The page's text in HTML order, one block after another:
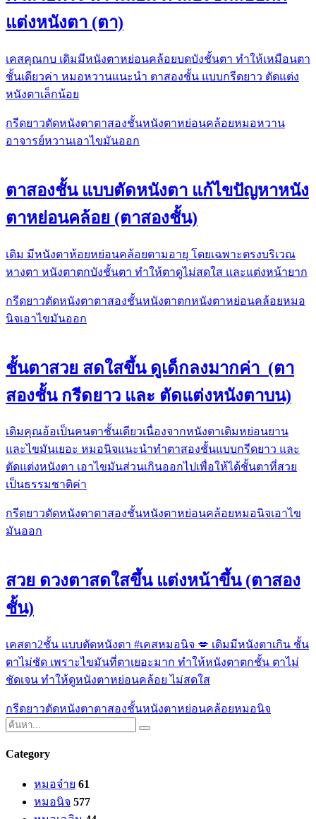
แต่งหนังตา (ตา)
เคสคุณกบ เดิมมีหนังตาหย่อนคล้อยบดบังชั้นตา ทำให้เหมือนตา
ชั้นเดียวค่า หมอหวานแนะนำ ตาสองชั้น แบบกรีดยาว ตัดแต่ง
หนังตาเล็กน้อย
กรีดยาวตัดหนังตาตาสองชั้นหนังตาหย่อนคล้อยหมอหวาน
อาจารย์หวานเอาไขมันออก
ตาสองชั้น แบบตัดหนังตา แก้ไขปัญหาหนัง
ตาหย่อนคล้อย (ตาสองชั้น)
เดิม​ มีหนังตาห้อย​หย่อนคล้อยตามอายุ​ โดยเฉพาะ​ตรงบริเวณ
หางตา หนังตาตกบังชั้นตา​ ทำให้ตาดูไม่สดใส​ และแต่งหน้ายาก
กรีดยาวตัดหนังตาตาสองชั้นหนังตาตกหนังตาหย่อนคล้อยหมอ
นิจเอาไขมันออก
ชั้นตาสวย สดใสขึ้น ดูเด็กลงมากค่า (ตา
สองชั้น กรีดยาว และ ตัดแต่งหนังตาบน)
เดิม​คุณอ้อเป็นคนตาชั้นเดียวเนื่องจากหนังตาเดิมหย่อนยาน​
และไขมันเยอะ หมอนิจแนะนำทำตาสองชั้น​แบบกรีดยาว และ
ตัดแต่งหนังตา เอาไขมันส่วนเกินออกไป​เพื่อให้ได้ชั้นตาที่สวย​
เป็นธรรมชาติ​ค่า
กรีดยาวตัดหนังตาตาสองชั้นหนังตาหย่อนคล้อยหมอนิจเอาไข
มันออก
สวย ดวงตาสดใสขึ้น แต่งหน้าขึ้น (ตาสอง
ชั้น)
เคสตา2ชั้น แบบตัดหนังตา #เคสหมอนิจ 💋 เดิมมีหนังตาเกิน ชั้น
ตาไม่ชัด เพราะไขมันที่ตาเยอะมาก ทำให้หนังตาตกชั้น ตาไม่
ชัดเจน ทำให้ดูหนังตาหย่อนคล้อย ไม่สดใส
กรีดยาวตัดหนังตาตาสองชั้นหนังตาหย่อนคล้อยหมอนิจ
Category
หมอจ๋าย 61
หมอนิจ 577